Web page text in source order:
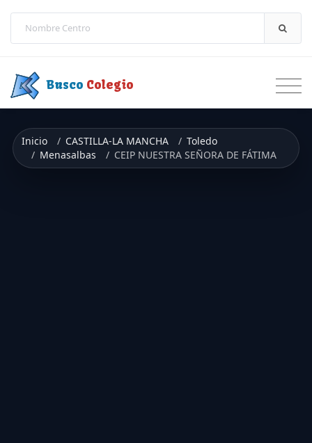
Busco Colegio
Inicio CASTILLA-LA MANCHA
Toledo
Menasalbas
CEIP NUESTRA SEÑORA DE FÁTIMA